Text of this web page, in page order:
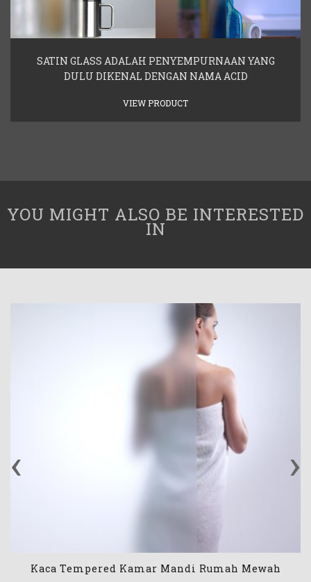
SATIN GLASS ADALAH PENYEMPURNAAN YANG
DULU DIKENAL DENGAN NAMA ACID
VIEW PRODUCT
YOU MIGHT ALSO BE INTERESTED
IN
Kaca Tempered Kamar Mandi Rumah Mewah
‹ ›